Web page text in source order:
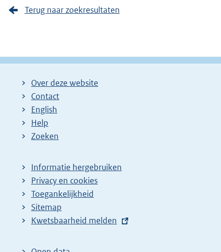
Terug naar zoekresultaten
Over deze website
Contact
English
Help
Zoeken
Informatie hergebruiken
Privacy en cookies
Toegankelijkheid
Sitemap
E
t
Kwetsbaarheid melden